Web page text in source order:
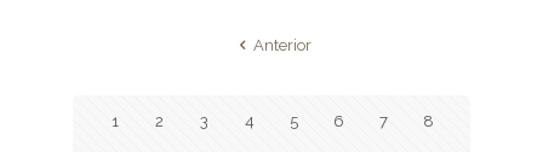
Anterior
1 2 3 4 5 6 7 8